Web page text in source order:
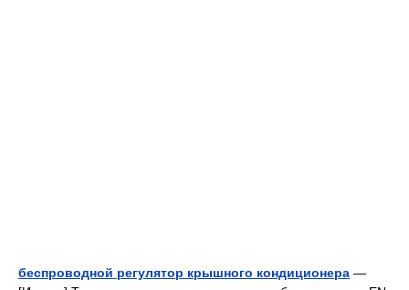
беспроводной регулятор крышного кондиционера —